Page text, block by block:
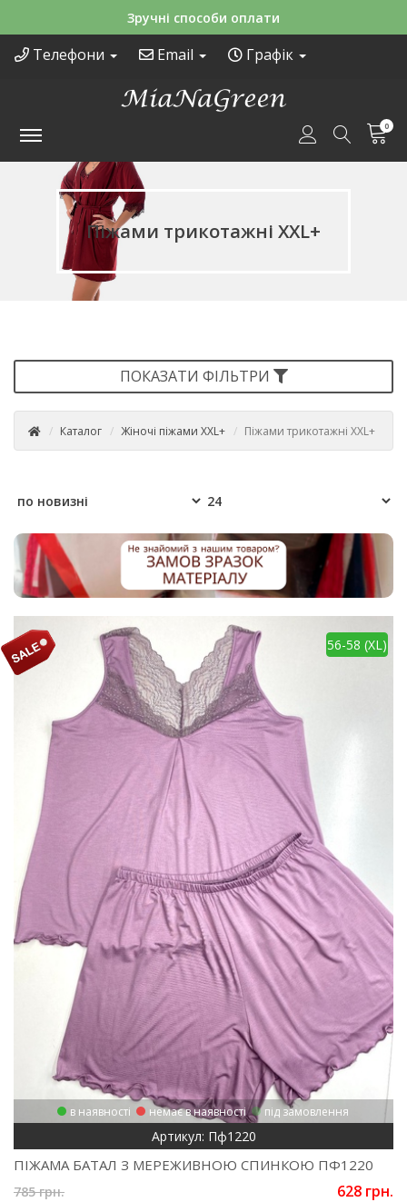
Безкоштовна доставка від 2500 грн
Телефони Email Графік
0
Піжами трикотажні XXL+
ПОКАЗАТИ ФІЛЬТРИ
Каталог Жіночі піжами XXL+ Піжами трикотажні XXL+
56-58 (XL)
в наявності немає в наявності під замовлення
Артикул: Пф1220
ПІЖАМА БАТАЛ З МЕРЕЖИВНОЮ СПИНКОЮ ПФ1220
628 грн.
785 грн.